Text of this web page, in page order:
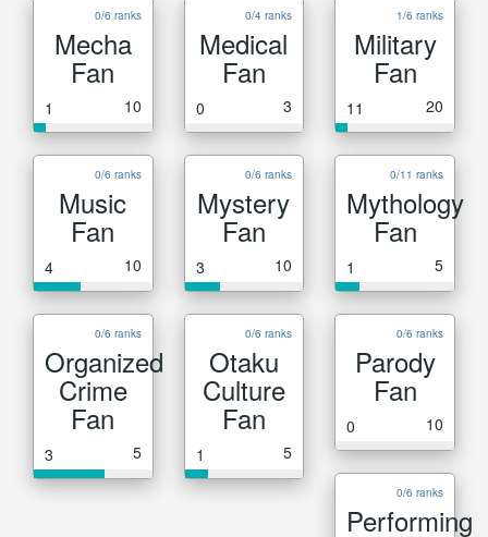
0/6 ranks
Mecha
Fan
1 10
0/4 ranks
Medical
Fan
0 3
1/6 ranks
Military
Fan
11 20
0/6 ranks
Music
Fan
4 10
0/6 ranks
Mystery
Fan
3 10
0/11 ranks
Mythology
Fan
1 5
0/6 ranks
Organized
Crime
Fan
3 5
0/6 ranks
Otaku
Culture
Fan
1 5
0/6 ranks
Parody
Fan
0 10
0/6 ranks
Performing